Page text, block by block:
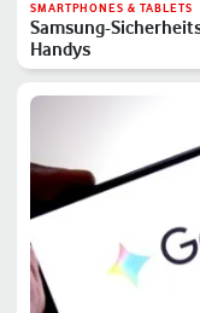
SMARTPHONES & TABLETS
Samsung-
Handys